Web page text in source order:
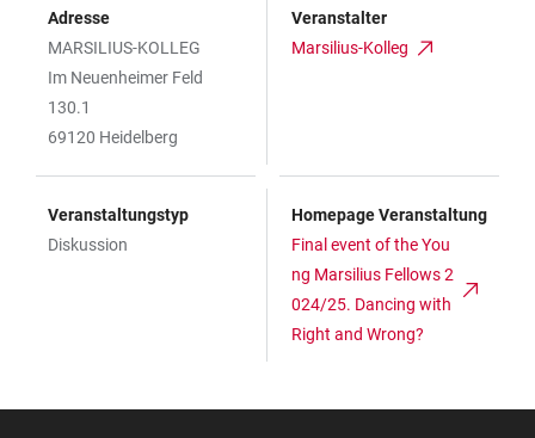
Adresse
MARSILIUS-KOLLEG
Im Neuenheimer Feld
130.1
69120 Heidelberg
Veranstalter
Marsilius-Kolleg
Veranstaltungstyp
Diskussion
Homepage Veranstaltung
Final event of the You
ng Marsilius Fellows 2
024/25. Dancing with
Right and Wrong?